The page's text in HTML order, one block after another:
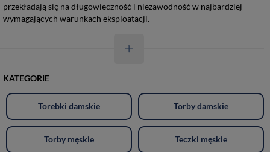
przekładają się na długowieczność i niezawodność w najbardziej
wymagających warunkach eksploatacji.
KATEGORIE
Torebki damskie Torby damskie
Torby męskie Teczki męskie